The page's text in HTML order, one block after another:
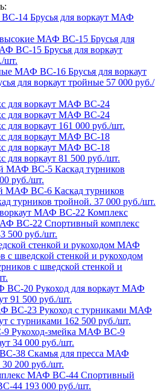
ВС-14 Брусья для воркаут МАФ
МАФ ВС-15 Брусья для
ВС-15 Брусья для воркаут
шт.
МАФ ВС-16 Брусья для воркаут
для воркаут тройные 57 000 руб./
для воркаут МАФ ВС-24
для воркаут МАФ ВС-24
для воркаут 161 000 руб./шт.
для воркаут МАФ ВС-18
для воркаут МАФ ВС-18
для воркаут 81 500 руб./шт.
МАФ ВС-5 Каскад турников
руб./шт.
МАФ ВС-6 Каскад турников
турников тройной. 37 000 руб./шт.
воркаут МАФ ВС-22 Комплекс
ВС-22 Спортивный комплекс
500 руб./шт.
стенкой и рукоходом МАФ
с шведской стенкой и рукоходом
с шведской стенкой и
ВС-20 Рукоход для воркаут МАФ
91 500 руб./шт.
ВС-23 Рукоход с турниками МАФ
с турниками 162 500 руб./шт.
9 Рукоход-змейка МАФ ВС-9
34 000 руб./шт.
38 Скамья для пресса МАФ
30 200 руб./шт.
МАФ ВС-44 Спортивный
44 193 000 руб./шт.